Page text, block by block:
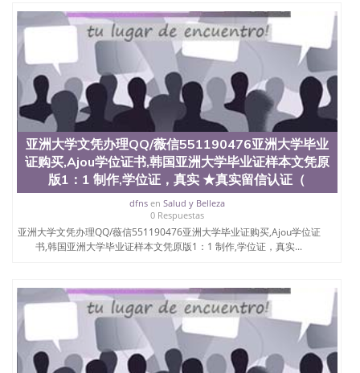
Jose State University）圣何塞州立大学学历证书
（San Jose State University）澳洲读书未毕业找人做
文凭学位qq微信551190476澳洲读CQU中央昆士兰大
学学历 绩单购买学位证书/澳洲读本科硕士做文凭/购
买澳洲大学毕业证成绩单假文凭学历
offieUniversityofSouthernQueensland 澳洲读书未毕
业找人做文凭学位qq微信551190476澳洲读CQU中央
昆士兰大学学历成绩单购买学位证书/澳洲读本科硕
士做文凭/购买澳洲大学毕业证成绩单假文凭学历办
理悉尼国际管理学院文凭办理QQ/薇信551190476悉
尼国际管理学院毕业证办理,ICMS文凭原版1：1 制作,
学位证，真实 ★真实留信认证（可查）,,国外学校代
申请,名校保录,,改成绩,学生卡,ID卡,驾照,（全套留学回
国必备证明材料）
亚洲大学文凭办理QQ/薇信551190476亚洲大学毕业
证购买,Ajou学位证书,韩国亚洲大学毕业证样本文凭原
版1：1 制作,学位证，真实 ★真实留信认证（
dfnsen Salud y Belleza
0 Respuestas
亚洲大学文凭办理QQ/薇信551190476亚洲大学毕业证购买,Ajou学位证
书,韩国亚洲大学毕业证样本文凭原版1：1 制作,学位证，真实...